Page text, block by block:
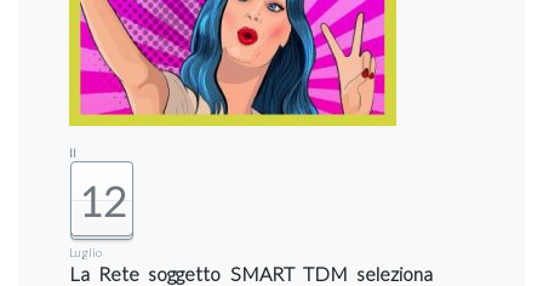
Il
12
Luglio
La Rete soggetto SMART TDM seleziona